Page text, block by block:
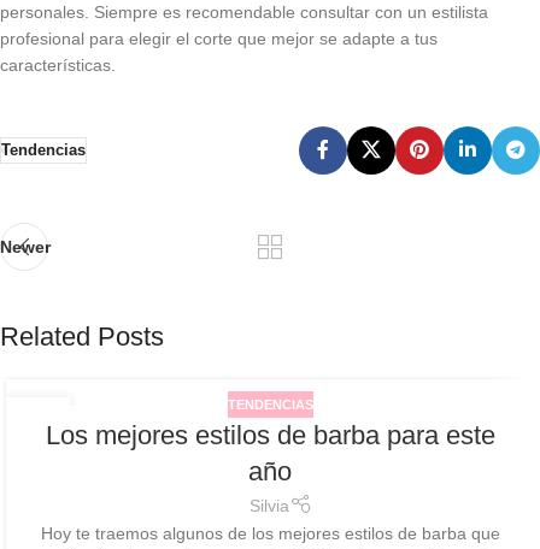
personales. Siempre es recomendable consultar con un estilista
profesional para elegir el corte que mejor se adapte a tus
características.
Tendencias
Newer
Related Posts
06
ABR
TENDENCIAS
Los mejores estilos de barba para este
año
Silvia
Hoy te traemos algunos de los mejores estilos de barba que